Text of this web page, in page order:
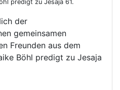
predigt zu Jesaja 61.
der
gemeinsamen
Freunden aus dem
Böhl predigt zu Jesaja